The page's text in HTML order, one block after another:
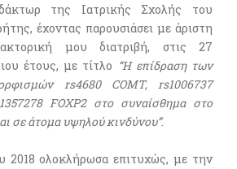
της Ιατρικής Σχολής του
έχοντας παρουσιάσει με άριστη
μου διατριβή, στις 27
έτους, με τίτλο “Η επίδραση των
rs4680 COMT, rs1006737
FOXP2 στο συναίσθημα στο
σε άτομα υψηλού κινδύνου”.
2018 ολοκλήρωσα επιτυχώς, με την